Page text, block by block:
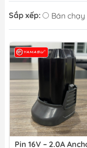
Sắp xếp: Bán chạy
Pin 16V – 2.0A